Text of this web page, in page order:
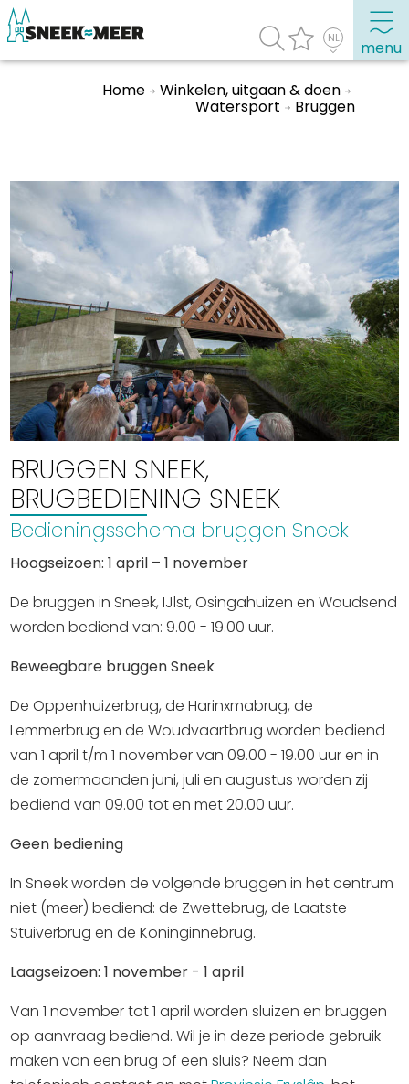
menu
Praktische informatie
Toeristische informatie
Bezienswaardigheden
Winkelen, uitgaan en doen
Eten, drinken & uitgaan
Watersport
Overnachten
Winkelen
En meer
Arrangementen
Jouw Sneek
De Friese meren
UITagenda
Routes
Veel bezochte pagina's:
Top 10 leuke dingen
Vakantie vieren in Sneek
Uitgaan in Sneek
Citygame Escapegame Sneek
Webcams
Interactieve plattegrond van Sneek
Winkelen in Sneek
Bootverhuur
Home Winkelen, uitgaan & doen
Watersport Bruggen
BRUGGEN SNEEK,
BRUGBEDIENING SNEEK
Bedieningsschema bruggen Sneek
Hoogseizoen: 1 april – 1 november
De bruggen in Sneek, IJlst, Osingahuizen en Woudsend
worden bediend van: 9.00 - 19.00 uur.
Beweegbare bruggen Sneek
De Oppenhuizerbrug, de Harinxmabrug, de
Lemmerbrug en de Woudvaartbrug worden bediend
van 1 april t/m 1 november van 09.00 - 19.00 uur en in
de zomermaanden juni, juli en augustus worden zij
bediend van 09.00 tot en met 20.00 uur.
Geen bediening
In Sneek worden de volgende bruggen in het centrum
niet (meer) bediend: de Zwettebrug, de Laatste
Stuiverbrug en de Koninginnebrug.
Laagseizoen: 1 november - 1 april
Van 1 november tot 1 april worden sluizen en bruggen
op aanvraag bediend. Wil je in deze periode gebruik
maken van een brug of een sluis? Neem dan